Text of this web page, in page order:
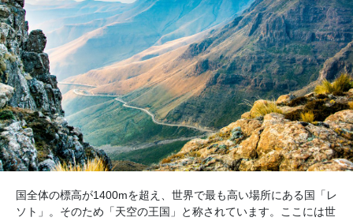
国全体の標高が1400mを超え、世界で最も高い場所にある国「レ
ソト」。そのため「天空の王国」と称されています。ここには世